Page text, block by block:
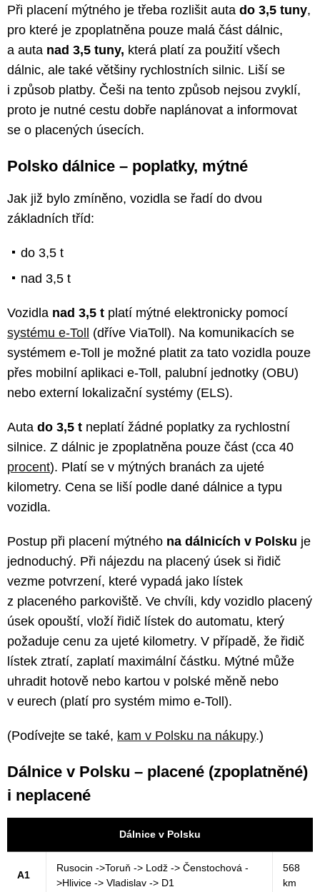
Při placení mýtného je třeba rozlišit auta do 3,5 tuny,
pro které je zpoplatněna pouze malá část dálnic,
a auta nad 3,5 tuny, která platí za použití všech
dálnic, ale také většiny rychlostních silnic. Liší se
i způsob platby. Češi na tento způsob nejsou zvyklí,
proto je nutné cestu dobře naplánovat a informovat
se o placených úsecích.
Polsko dálnice –⁠ poplatky, mýtné
Jak již bylo zmíněno, vozidla se řadí do dvou
základních tříd:
do 3,5 t
nad 3,5 t
Vozidla nad 3,5 t platí mýtné elektronicky pomocí
systému e-Toll
(dříve ViaToll). Na komunikacích se
systémem e-Toll je možné platit za tato vozidla pouze
přes mobilní aplikaci e-Toll, palubní jednotky (OBU)
nebo externí lokalizační systémy (ELS).
Auta do 3,5 t neplatí žádné poplatky za rychlostní
silnice. Z dálnic je zpoplatněna pouze část (cca 40
procent). Platí se v mýtných branách za ujeté
kilometry. Cena se liší podle dané dálnice a typu
vozidla.
Postup při placení mýtného na dálnicích v Polsku je
jednoduchý. Při nájezdu na placený úsek si řidič
vezme potvrzení, které vypadá jako lístek
z placeného parkoviště. Ve chvíli, kdy vozidlo placený
úsek opouští, vloží řidič lístek do automatu, který
požaduje cenu za ujeté kilometry. V případě, že řidič
lístek ztratí, zaplatí maximální částku. Mýtné může
uhradit hotově nebo kartou v polské měně nebo
v eurech (platí pro systém mimo e-Toll).
(Podívejte se také, kam v Polsku na nákupy.)
Dálnice v Polsku –⁠ placené (zpoplatněné)
i neplacené
Dálnice v Polsku
A1
Rusocin ->Toruň -> Lodž -> Čenstochová -
>Hlivice -> Vladislav -> D1
568
km